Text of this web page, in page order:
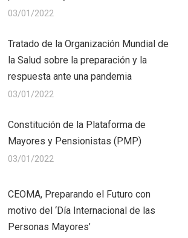
03/01/2022
Tratado de la Organización Mundial de
la Salud sobre la preparación y la
respuesta ante una pandemia
03/01/2022
Constitución de la Plataforma de
Mayores y Pensionistas (PMP)
03/01/2022
CEOMA, Preparando el Futuro con
motivo del ‘Día Internacional de las
Personas Mayores’